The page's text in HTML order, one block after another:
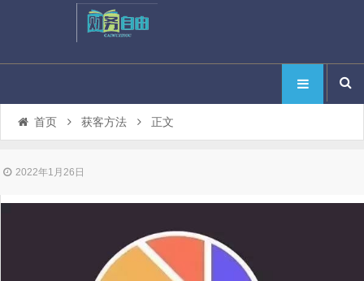
首页 获客方法 正文
2022年1月26日